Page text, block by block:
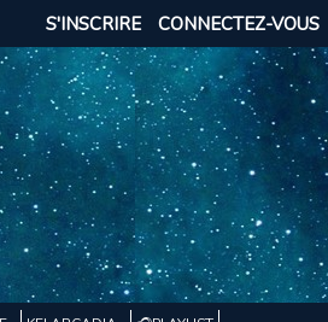
CONNECTEZ-VOUS
S'INSCRIRE